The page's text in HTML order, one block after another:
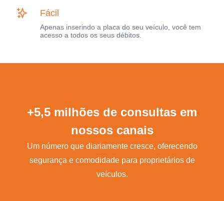
Fácil
Apenas inserindo a placa do seu veículo, você tem
acesso a todos os seus débitos.
+5,5 milhões de consultas em
nossos canais
Um número que diariamente cresce, oferecendo
segurança e comodidade para proprietários de
veículos.